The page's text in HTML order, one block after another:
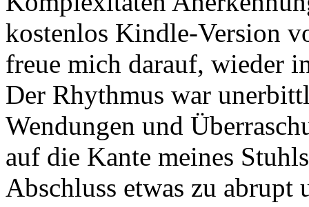
kostenlos Kindle-Version
freue mich darauf, wieder
Der Rhythmus war
Wendungen und
auf die Kante meines
Abschluss etwas zu abrupt